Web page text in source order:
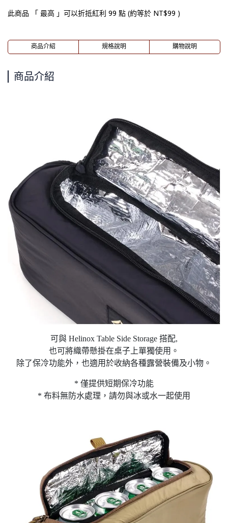
此商品 「 最高 」可以折抵紅利 99 點 (約等於 NT$99 )
商品介紹 規格說明 購物說明
商品介紹
可與 Helinox Table Side Storage 搭配,
也可將織帶懸掛在桌子上單獨使用。
除了保冷功能外，也適用於收納各種露營裝備及小物。
* 僅提供短期保冷功能
* 布料無防水處理，請勿與冰或水一起使用